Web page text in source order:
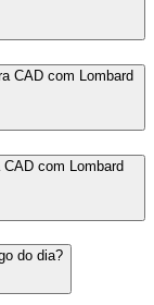
CAD com Lombard
com Lombard
do dia?